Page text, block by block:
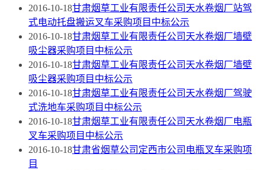
2016-10-18甘肃烟草工业有限责任公司天水卷烟厂站驾
式电动托盘搬运叉车采购项目中标公示
2016-10-18甘肃烟草工业有限责任公司天水卷烟厂墙壁
吸尘器采购项目中标公示
2016-10-18甘肃烟草工业有限责任公司天水卷烟厂墙壁
吸尘器采购项目中标公示
2016-10-18甘肃烟草工业有限责任公司天水卷烟厂驾驶
式洗地车采购项目中标公示
2016-10-18甘肃烟草工业有限责任公司天水卷烟厂电瓶
叉车采购项目中标公示
2016-10-18甘肃省烟草公司定西市公司电瓶叉车采购项
目